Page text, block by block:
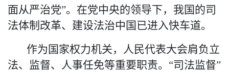
面从严治党”。在党中央的领导下， 我国的司
法体制改革、建设法治中国 已进入快车道。
作为国家权力机关，人民代表大会肩负立
法、监督、人事任免等重要职责。 “司法监督”